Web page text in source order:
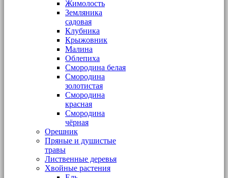
Жимолость
Земляника
садовая
Клубника
Крыжовник
Малина
Облепиха
Смородина белая
Смородина
золотистая
Смородина
красная
Смородина
чёрная
Орешник
Пряные и душистые
травы
Лиственные деревья
Хвойные растения